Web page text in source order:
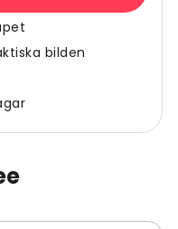
bilden